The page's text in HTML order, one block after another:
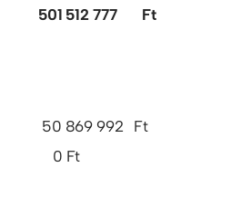
501 512 777 Ft
50 869 992 Ft
0 Ft